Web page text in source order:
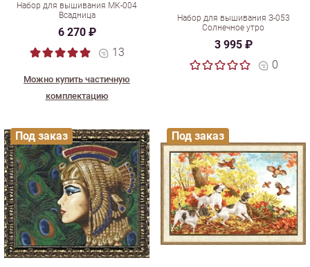
Набор для вышивания МК-004
Всадница
6 270 ₽
13
Можно купить частичную
комплектацию
Набор для вышивания З-053
Солнечное утро
3 995 ₽
0
Под заказ Под заказ